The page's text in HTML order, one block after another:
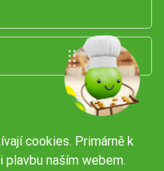
cookies. Primárně k
plavbu naším webem.